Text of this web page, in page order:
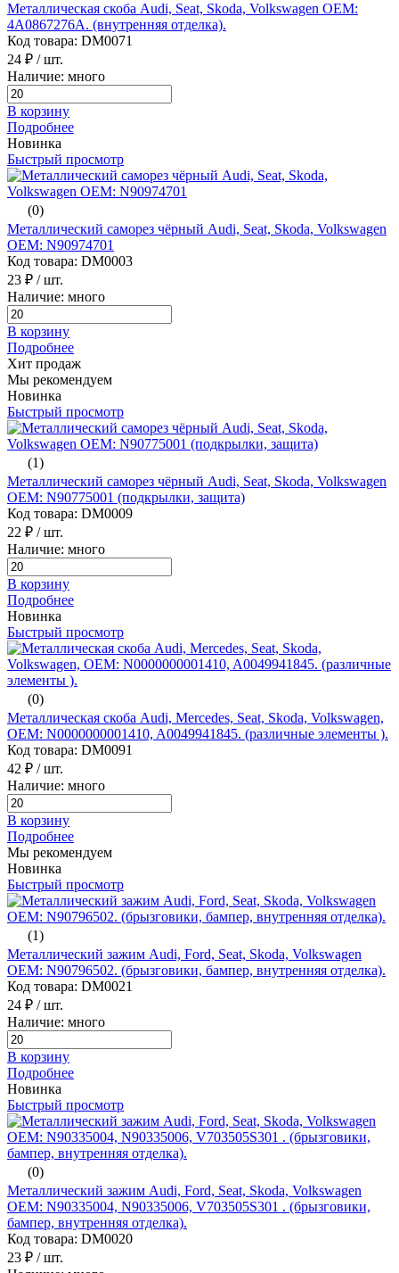
Металлическая скоба Audi, Seat, Skoda, Volkswagen ОЕМ:
4A0867276A. (внутренняя отделка).
Код товара: DM0071
24 ₽ / шт.
Наличие: много
В корзину
Подробнее
Новинка
Быстрый просмотр
(0)
Металлический саморез чёрный Audi, Seat, Skoda, Volkswagen
ОЕМ: N90974701
Код товара: DM0003
23 ₽ / шт.
Наличие: много
В корзину
Подробнее
Хит продаж
Мы рекомендуем
Новинка
Быстрый просмотр
(1)
Металлический саморез чёрный Audi, Seat, Skoda, Volkswagen
ОЕМ: N90775001 (подкрылки, защита)
Код товара: DM0009
22 ₽ / шт.
Наличие: много
В корзину
Подробнее
Новинка
Быстрый просмотр
(0)
Металлическая скоба Audi, Mercedes, Seat, Skoda, Volkswagen,
ОЕМ: N0000000001410, A0049941845. (различные элементы ).
Код товара: DM0091
42 ₽ / шт.
Наличие: много
В корзину
Подробнее
Мы рекомендуем
Новинка
Быстрый просмотр
(1)
Металлический зажим Audi, Ford, Seat, Skoda, Volkswagen
ОЕМ: N90796502. (брызговики, бампер, внутренняя отделка).
Код товара: DM0021
24 ₽ / шт.
Наличие: много
В корзину
Подробнее
Новинка
Быстрый просмотр
(0)
Металлический зажим Audi, Ford, Seat, Skoda, Volkswagen
ОЕМ: N90335004, N90335006, V703505S301 . (брызговики,
бампер, внутренняя отделка).
Код товара: DM0020
23 ₽ / шт.